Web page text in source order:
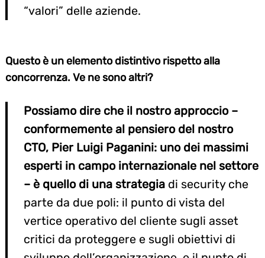
“valori” delle aziende.
Questo è un elemento distintivo rispetto alla
concorrenza. Ve ne sono altri?
Possiamo dire che il nostro approccio –
conformemente al pensiero del nostro
CTO, Pier Luigi Paganini: uno dei massimi
esperti in campo internazionale nel settore
– è quello di una strategia di security che
parte da due poli: il punto di vista del
vertice operativo del cliente sugli asset
critici da proteggere e sugli obiettivi di